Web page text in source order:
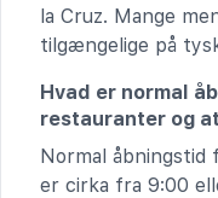
la Cruz. Mange
tilgængelige på
Hvad er normal
restauranter og
Normal åbningstid
er cirka fra 9:00